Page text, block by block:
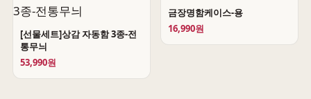
[선물세트]상감 자동함 3종-전
통무늬
53,990원
금장명함케이스-용
16,990원